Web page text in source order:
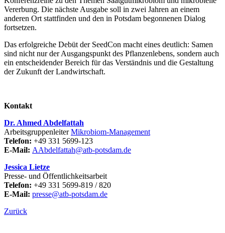
Vererbung. Die nächste Ausgabe soll in zwei Jahren an einem
anderen Ort stattfinden und den in Potsdam begonnenen Dialog
fortsetzen.
Das erfolgreiche Debüt der SeedCon macht eines deutlich: Samen
sind nicht nur der Ausgangspunkt des Pflanzenlebens, sondern auch
ein entscheidender Bereich für das Verständnis und die Gestaltung
der Zukunft der Landwirtschaft.
Kontakt
Dr. Ahmed Abdelfattah
ArbeitsgruppenleiterMikrobiom-Management
Telefon: +49 331 5699-123
E-Mail: AAbdelfattah@atb-potsdam.de
Jessica Lietze
Presse- und Öffentlichkeitsarbeit
Telefon: +49 331 5699-819 / 820
E-Mail: presse@atb-potsdam.de
Zurück